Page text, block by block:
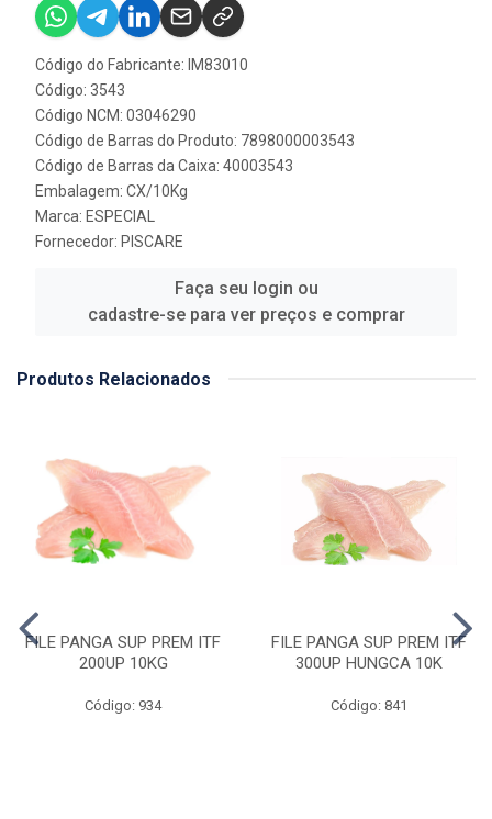
Código do Fabricante: IM83010
Código: 3543
Código NCM: 03046290
Código de Barras do Produto: 7898000003543
Código de Barras da Caixa: 40003543
Embalagem: CX/10Kg
Marca: ESPECIAL
Fornecedor: PISCARE
Faça seu login ou
cadastre-se para ver preços e comprar
Produtos Relacionados
FILE PANGA SUP PREM ITF
200UP 10KG
Código: 934
FILE PANGA SUP PREM ITF
300UP HUNGCA 10K
Código: 841